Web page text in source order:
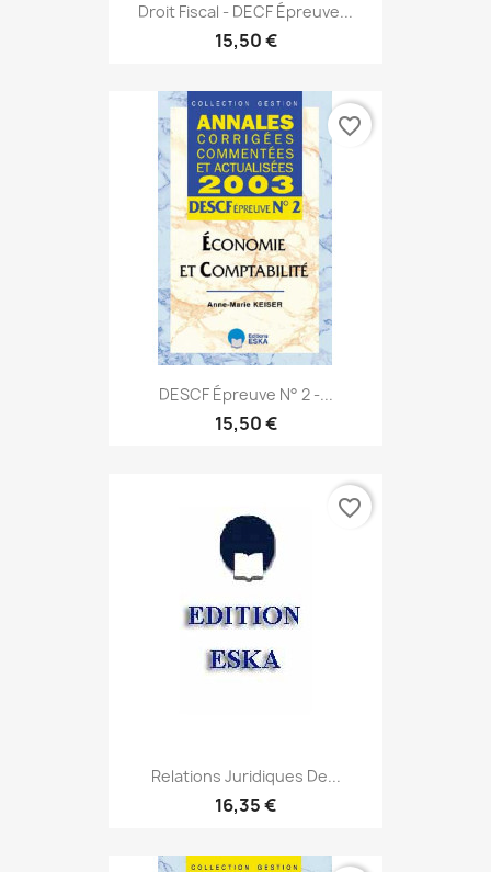
Droit Fiscal - DECF Épreuve...
15,50 €
DESCF Épreuve N° 2 -...
15,50 €
favorite_border
Relations Juridiques De...
16,35 €
favorite_border